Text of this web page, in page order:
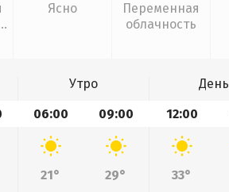
Ясно
Переменная
облачность
Утро День
06:00 09:00 12:00
21° 29° 33°